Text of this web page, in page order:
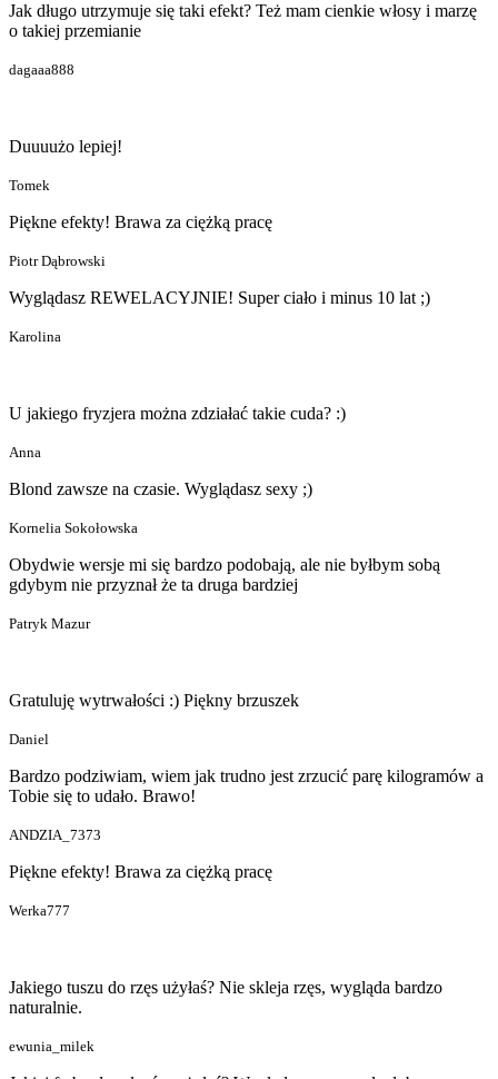
Jak długo utrzymuje się taki efekt? Też mam cienkie włosy i marzę
o takiej przemianie
dagaaa888
Duuuużo lepiej!
Tomek
Piękne efekty! Brawa za ciężką pracę
Piotr Dąbrowski
Wyglądasz REWELACYJNIE! Super ciało i minus 10 lat ;)
Karolina
U jakiego fryzjera można zdziałać takie cuda? :)
Anna
Blond zawsze na czasie. Wyglądasz sexy ;)
Kornelia Sokołowska
Obydwie wersje mi się bardzo podobają, ale nie byłbym sobą
gdybym nie przyznał że ta druga bardziej
Patryk Mazur
Gratuluję wytrwałości :) Piękny brzuszek
Daniel
Bardzo podziwiam, wiem jak trudno jest zrzucić parę kilogramów a
Tobie się to udało. Brawo!
ANDZIA_7373
Piękne efekty! Brawa za ciężką pracę
Werka777
Jakiego tuszu do rzęs użyłaś? Nie skleja rzęs, wygląda bardzo
naturalnie.
ewunia_milek